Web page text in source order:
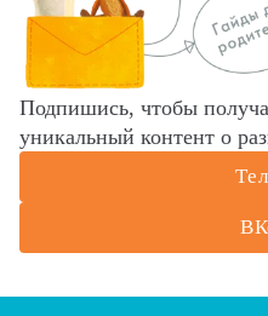
Подпишись, чтобы
уникальный контент о